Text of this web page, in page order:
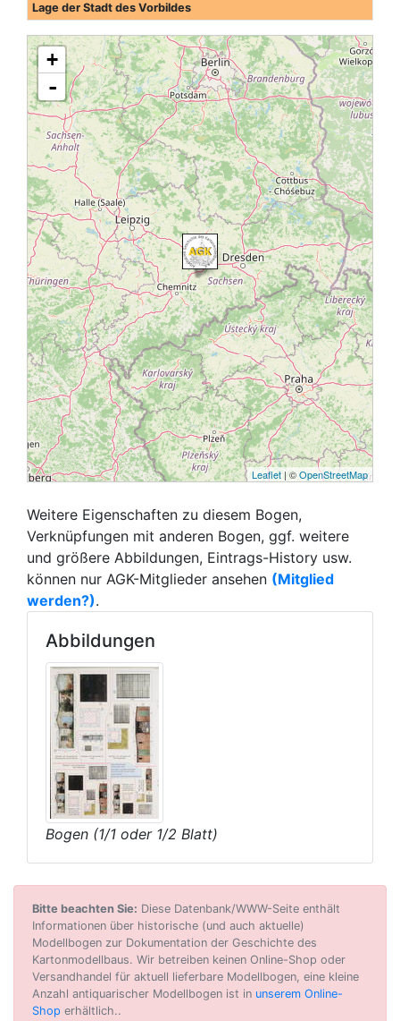
Lage der Stadt des Vorbildes
+
-
Leaflet | ©OpenStreetMap
Weitere Eigenschaften zu diesem Bogen,
Verknüpfungen mit anderen Bogen, ggf. weitere
und größere Abbildungen, Eintrags-History usw.
können nur AGK-Mitglieder ansehen (Mitglied
werden?).
Abbildungen
Bogen (1/1 oder 1/2 Blatt)
Bitte beachten Sie: Diese Datenbank/WWW-Seite enthält
Informationen über historische (und auch aktuelle)
Modellbogen zur Dokumentation der Geschichte des
Kartonmodellbaus. Wir betreiben keinen Online-Shop oder
Versandhandel für aktuell lieferbare Modellbogen, eine kleine
Anzahl antiquarischer Modellbogen ist in unserem Online-
Shop erhältlich..